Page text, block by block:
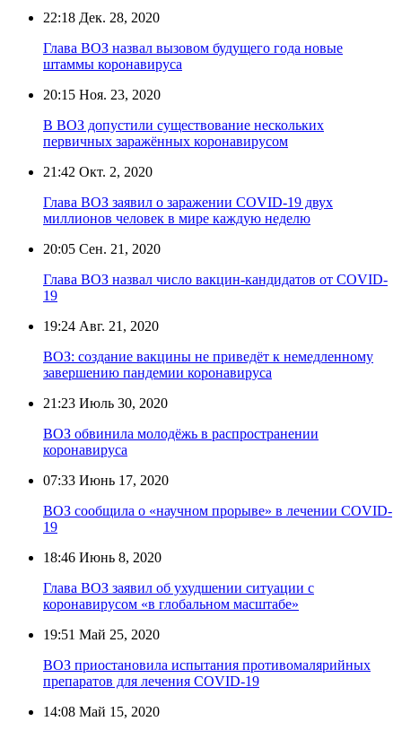
22:18 Дек. 28, 2020
Глава ВОЗ назвал вызовом будущего года новые
штаммы коронавируса
20:15 Ноя. 23, 2020
В ВОЗ допустили существование нескольких
первичных заражённых коронавирусом
21:42 Окт. 2, 2020
Глава ВОЗ заявил о заражении COVID-19 двух
миллионов человек в мире каждую неделю
20:05 Сен. 21, 2020
Глава ВОЗ назвал число вакцин-кандидатов от COVID-
19
19:24 Авг. 21, 2020
ВОЗ: создание вакцины не приведёт к немедленному
завершению пандемии коронавируса
21:23 Июль 30, 2020
ВОЗ обвинила молодёжь в распространении
коронавируса
07:33 Июнь 17, 2020
ВОЗ сообщила о «научном прорыве» в лечении COVID-
19
18:46 Июнь 8, 2020
Глава ВОЗ заявил об ухудшении ситуации с
коронавирусом «в глобальном масштабе»
19:51 Май 25, 2020
ВОЗ приостановила испытания противомалярийных
препаратов для лечения COVID-19
14:08 Май 15, 2020